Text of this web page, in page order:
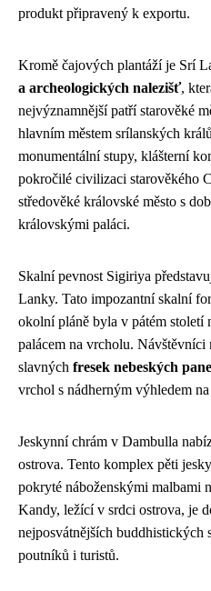
produkt připravený k exportu.
Kromě čajových plantáží je Srí
a archeologických nalezišť,
nejvýznamnější patří starověké
hlavním městem srílanských
monumentální stupy, klášterní
pokročilé civilizaci starověkého
středověké královské město s
královskými paláci.
Skalní pevnost Sigiriya
Lanky. Tato impozantní skalní
okolní pláně byla v pátém století
palácem na vrcholu. Návštěvníci
slavných fresek nebeských
vrchol s nádherným výhledem
Jeskynní chrám v Dambulla
ostrova. Tento komplex pěti
pokryté náboženskými malbami
Kandy, ležící v srdci ostrova, je
nejposvátnějších buddhistických
poutníků i turistů.